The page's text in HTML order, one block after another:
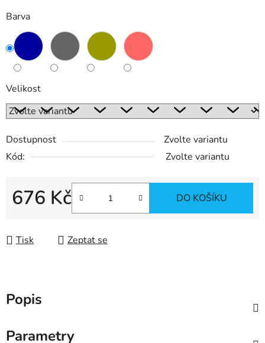
Barva
Velikost
Dostupnost
Zvolte variantu
Kód:
Zvolte variantu
676 Kč DO KOŠÍKU
Tisk Zeptat se
Popis
Parametry